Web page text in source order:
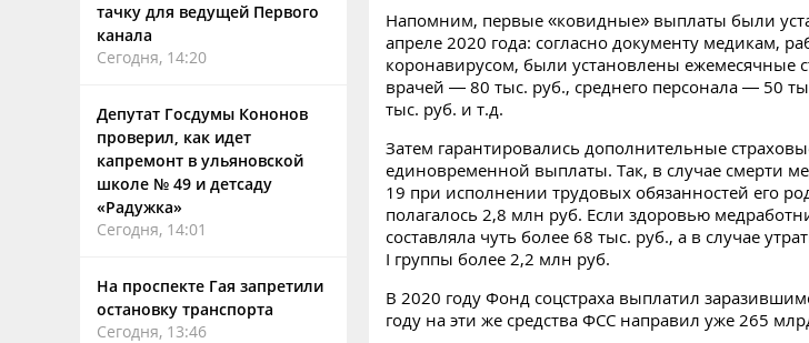
тачку для ведущей Первого
канала
Сегодня, 14:20
Депутат Госдумы Кононов
проверил, как идет
капремонт в ульяновской
школе № 49 и детсаду
«Радужка»
Сегодня, 14:01
На проспекте Гая запретили
остановку транспорта
Сегодня, 13:46
Напомним, первые «ковидные» выплаты были
апреле 2020 года: согласно документу медикам,
коронавирусом, были установлены
врачей — 80 тыс. руб., среднего персонала — 50
тыс. руб. и т.д.
Затем гарантировались дополнительные
единовременной выплаты. Так, в случае смерти
19 при исполнении трудовых обязанностей его
полагалось 2,8 млн руб. Если здоровью
составляла чуть более 68 тыс. руб., а в случае
I группы более 2,2 млн руб.
В 2020 году Фонд соцстраха выплатил
году на эти же средства ФСС направил уже 265